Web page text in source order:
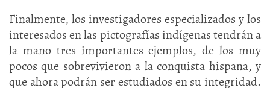
Finalmente, los investigadores especializados y los
interesados en las pictografías indígenas tendrán a
la mano tres importantes ejemplos, de los muy
pocos que sobrevivieron a la conquista hispana, y
que ahora podrán ser estudiados en su integridad.